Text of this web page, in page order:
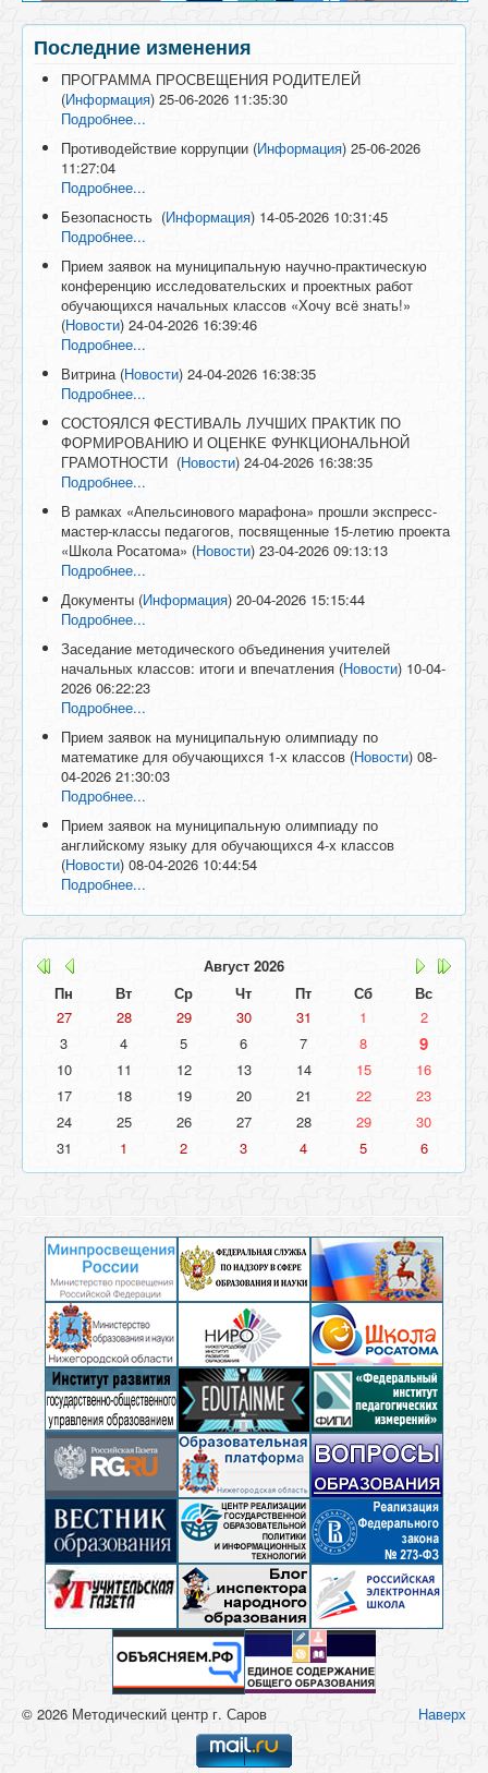
Последние изменения
ПРОГРАММА ПРОСВЕЩЕНИЯ РОДИТЕЛЕЙ
(Информация) 25-06-2026 11:35:30
Подробнее...
Противодействие коррупции (Информация) 25-06-2026
11:27:04
Подробнее...
Безопасность (Информация) 14-05-2026 10:31:45
Подробнее...
Прием заявок на муниципальную научно-практическую
конференцию исследовательских и проектных работ
обучающихся начальных классов «Хочу всё знать!»
(Новости) 24-04-2026 16:39:46
Подробнее...
Витрина (Новости) 24-04-2026 16:38:35
Подробнее...
СОСТОЯЛСЯ ФЕСТИВАЛЬ ЛУЧШИХ ПРАКТИК ПО
ФОРМИРОВАНИЮ И ОЦЕНКЕ ФУНКЦИОНАЛЬНОЙ
ГРАМОТНОСТИ (Новости) 24-04-2026 16:38:35
Подробнее...
В рамках «Апельсинового марафона» прошли экспресс-
мастер-классы педагогов, посвященные 15-летию проекта
«Школа Росатома» (Новости) 23-04-2026 09:13:13
Подробнее...
Документы (Информация) 20-04-2026 15:15:44
Подробнее...
Заседание методического объединения учителей
начальных классов: итоги и впечатления (Новости) 10-04-
2026 06:22:23
Подробнее...
Прием заявок на муниципальную олимпиаду по
математике для обучающихся 1-х классов (Новости) 08-
04-2026 21:30:03
Подробнее...
Прием заявок на муниципальную олимпиаду по
английскому языку для обучающихся 4-х классов
(Новости) 08-04-2026 10:44:54
Подробнее...
Август 2026
Пн
Вт Ср Чт Пт Сб
Вс
27
28 29 30 31 1
2
3
4 5 6 7 8 9
10 11 12 13 14 15
16
17
18 19 20 21 22
23
24
25 26 27 28 29
30
31
1 2 3 4 5 6
Наверх
© 2026 Методический центр г. Саров